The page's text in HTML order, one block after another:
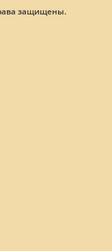
защищены.